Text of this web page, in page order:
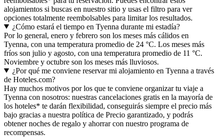
alojamientos si buscas en nuestro sitio y usas el filtro para ver
opciones totalmente reembolsables para limitar los resultados.
¿Cómo estará el tiempo en Tyenna durante mi estadía?
Por lo general, enero y febrero son los meses más cálidos en
Tyenna, con una temperatura promedio de 24 °C. Los meses más
fríos son julio y agosto, con una temperatura promedio de 11 °C.
Noviembre y octubre son los meses más lluviosos.
¿Por qué me conviene reservar mi alojamiento en Tyenna a través
de Hoteles.com?
Hay muchos motivos por los que te conviene organizar tu viaje a
Tyenna con nosotros: nuestras cancelaciones gratis en la mayoría de
los hoteles* te darán flexibilidad, conseguirás siempre el precio más
bajo gracias a nuestra política de Precio garantizado, y podrás
obtener noches de regalo y ahorrar con nuestro programa de
recompensas.